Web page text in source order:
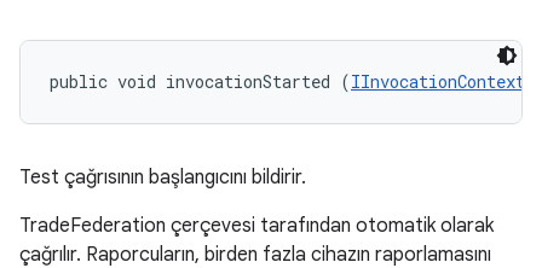
public void invocationStarted (IInvocationContext
Test çağrısının başlangıcını bildirir.
TradeFederation çerçevesi tarafından otomatik olarak
çağrılır. Raporcuların, birden fazla cihazın raporlamasını